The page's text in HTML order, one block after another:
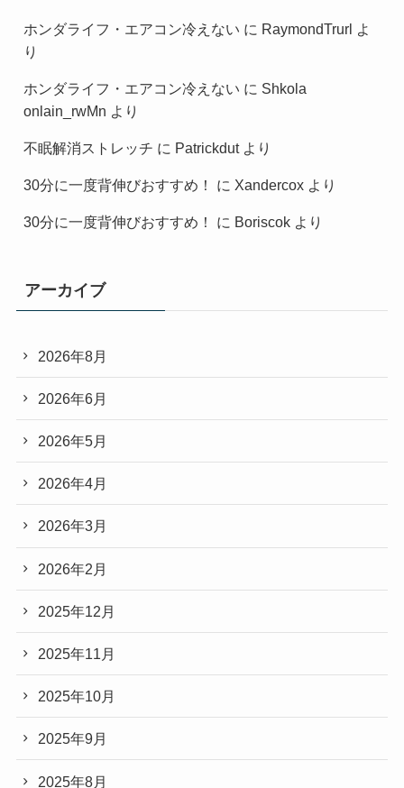
ホンダライフ・エアコン冷えない に RaymondTrurl よ
り
ホンダライフ・エアコン冷えない に Shkola
onlain_rwMn より
不眠解消ストレッチ に Patrickdutより
30分に一度背伸びおすすめ！ に Xandercoxより
30分に一度背伸びおすすめ！ に Boriscokより
アーカイブ
2026年8月
2026年6月
2026年5月
2026年4月
2026年3月
2026年2月
2025年12月
2025年11月
2025年10月
2025年9月
2025年8月